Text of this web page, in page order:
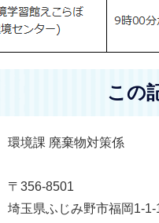
この
環境課 廃棄物対策係
〒356-8501
埼玉県ふじみ野市福岡1-1-